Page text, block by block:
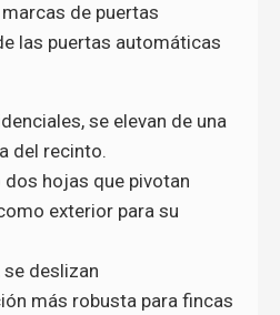
de puertas
las puertas automáticas
se elevan de una
del recinto.
hojas que pivotan
exterior para su
deslizan
más robusta para fincas